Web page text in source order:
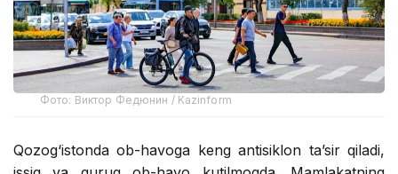
Фото: Виктор Федюнин / Kazinform
Qozog‘istonda ob-havoga keng antisiklon ta’sir qiladi,